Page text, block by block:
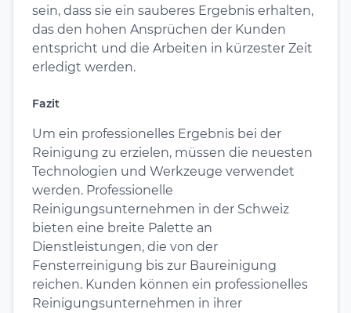
sein, dass sie ein sauberes Ergebnis erhalten,
das den hohen Ansprüchen der Kunden
entspricht und die Arbeiten in kürzester Zeit
erledigt werden.
Fazit
Um ein professionelles Ergebnis bei der
Reinigung zu erzielen, müssen die neuesten
Technologien und Werkzeuge verwendet
werden. Professionelle
Reinigungsunternehmen in der Schweiz
bieten eine breite Palette an
Dienstleistungen, die von der
Fensterreinigung bis zur Baureinigung
reichen. Kunden können ein professionelles
Reinigungsunternehmen in ihrer